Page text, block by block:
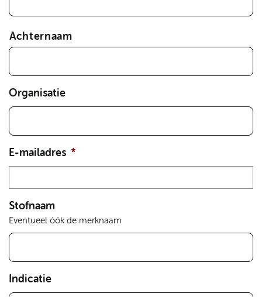
Achternaam
Organisatie
E-mailadres *
Stofnaam
Eventueel óók de merknaam
Indicatie